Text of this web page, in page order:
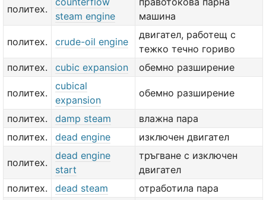
политех.
steam engine
машина
политех. crude-oil engine
двигател, работещ с
тежко течно гориво
политех.
cubic expansion обемно разширение
политех.
cubical
expansion
обемно разширение
политех. damp steam
влажна пара
политех.
dead engine изключен двигател
политех.
dead engine
start
тръгване с изключен
двигател
политех.
dead steam отработила пара